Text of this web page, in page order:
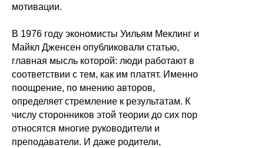
мотивации.
В 1976 году экономисты Уильям Меклинг и
Майкл Дженсен опубликовали статью,
главная мысль которой: люди работают в
соответствии с тем, как им платят. Именно
поощрение, по мнению авторов,
определяет стремление к результатам. К
числу сторонников этой теории до сих пор
относятся многие руководители и
преподаватели. И даже родители,